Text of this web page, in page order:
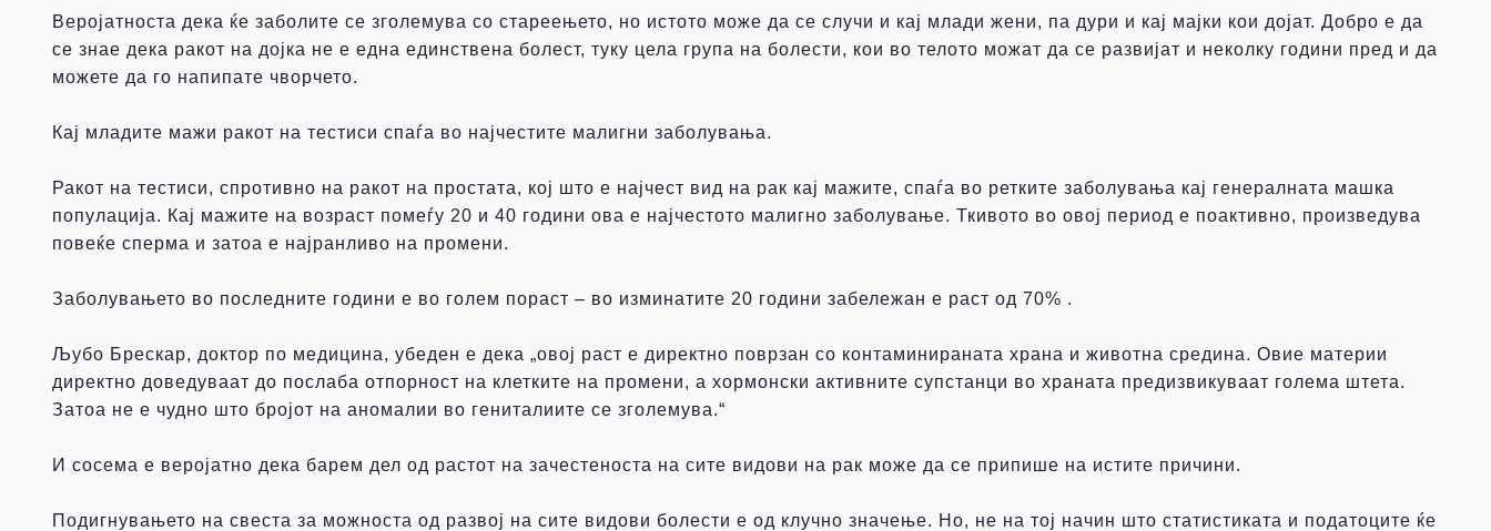
Веројатноста дека ќе заболите се зголемува со стареењето, но истото може да се случи и кај млади жени, па дури и кај мајки кои дојат. Добро е да
се знае дека ракот на дојка не е една единствена болест, туку цела група на болести, кои во телото можат да се развијат и неколку години пред и да
можете да го напипате чворчето.
Кај младите мажи ракот на тестиси спаѓа во најчестите малигни заболувања.
Ракот на тестиси, спротивно на ракот на простата, кој што е најчест вид на рак кај мажите, спаѓа во ретките заболувања кај генералната машка
популација. Кај мажите на возраст помеѓу 20 и 40 години ова е најчестото малигно заболување. Ткивото во овој период е поактивно, произведува
повеќе сперма и затоа е најранливо на промени.
Заболувањето во последните години е во голем пораст – во изминатите 20 години забележан е раст од 70% .
Љубо Брескар, доктор по медицина, убеден е дека „овој раст е директно поврзан со контаминираната храна и животна средина. Овие материи
директно доведуваат до послаба отпорност на клетките на промени, а хормонски активните супстанци во храната предизвикуваат голема штета.
Затоа не е чудно што бројот на аномалии во гениталиите се зголемува.“
И сосема е веројатно дека барем дел од растот на зачестеноста на сите видови на рак може да се припише на истите причини.
Подигнувањето на свеста за можноста од развој на сите видови болести е од клучно значење. Но, не на тој начин што статистиката и податоците ќе